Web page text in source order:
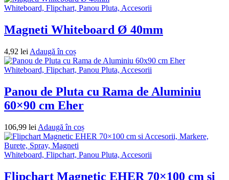
Whiteboard, Flipchart, Panou Pluta, Accesorii
Magneti Whiteboard Ø 40mm
4,92 lei Adaugă în coș
Whiteboard, Flipchart, Panou Pluta, Accesorii
Panou de Pluta cu Rama de Aluminiu
60×90 cm Eher
106,99 lei Adaugă în coș
Whiteboard, Flipchart, Panou Pluta, Accesorii
Flipchart Magnetic EHER 70×100 cm si